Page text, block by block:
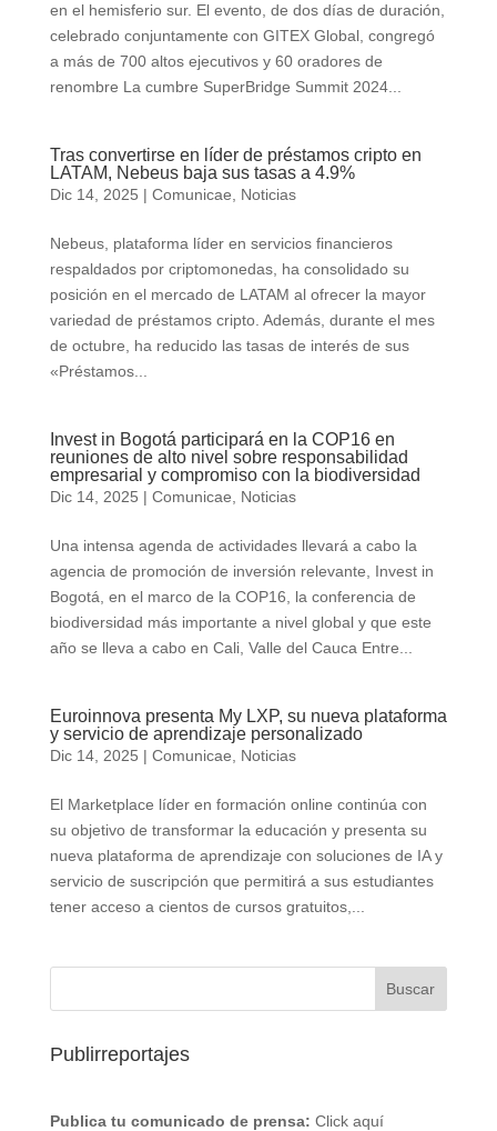
en el hemisferio sur. El evento, de dos días de duración,
celebrado conjuntamente con GITEX Global, congregó
a más de 700 altos ejecutivos y 60 oradores de
renombre La cumbre SuperBridge Summit 2024...
Tras convertirse en líder de préstamos cripto en
LATAM, Nebeus baja sus tasas a 4.9%
Dic 14, 2025 | Comunicae Noticias
Nebeus, plataforma líder en servicios financieros
respaldados por criptomonedas, ha consolidado su
posición en el mercado de LATAM al ofrecer la mayor
variedad de préstamos cripto. Además, durante el mes
de octubre, ha reducido las tasas de interés de sus
«Préstamos...
Invest in Bogotá participará en la COP16 en
reuniones de alto nivel sobre responsabilidad
empresarial y compromiso con la biodiversidad
Dic 14, 2025 | Comunicae Noticias
Una intensa agenda de actividades llevará a cabo la
agencia de promoción de inversión relevante, Invest in
Bogotá, en el marco de la COP16, la conferencia de
biodiversidad más importante a nivel global y que este
año se lleva a cabo en Cali, Valle del Cauca Entre...
Euroinnova presenta My LXP, su nueva plataforma
y servicio de aprendizaje personalizado
Dic 14, 2025 | Comunicae Noticias
El Marketplace líder en formación online continúa con
su objetivo de transformar la educación y presenta su
nueva plataforma de aprendizaje con soluciones de IA y
servicio de suscripción que permitirá a sus estudiantes
tener acceso a cientos de cursos gratuitos,...
Publirreportajes
Publica tu comunicado de prensa: Click aquí